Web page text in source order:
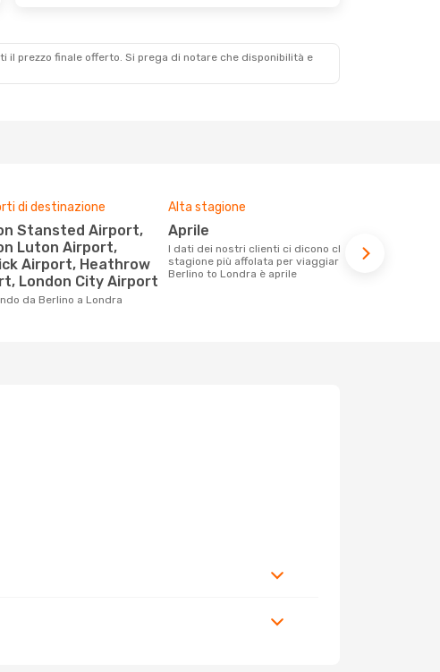
​​prezzo finale offerto. Si prega di notare che disponibilità e
di destinazione
Luton Airport,
Airport, Heathrow
London City Airport
da Berlino a Londra
Alta stagione
aprile
I dati dei nostri clienti ci dicono che la
stagione più affolata per viaggiare da
Berlino to Londra è aprile